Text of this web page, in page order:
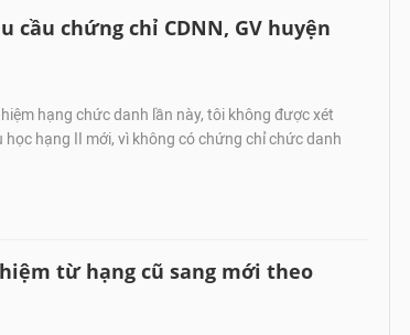
cầu chứng chỉ CDNN, GV huyện
hạng chức danh lần này, tôi không được xét
học hạng II mới, vì không có chứng chỉ chức danh
từ hạng cũ sang mới theo